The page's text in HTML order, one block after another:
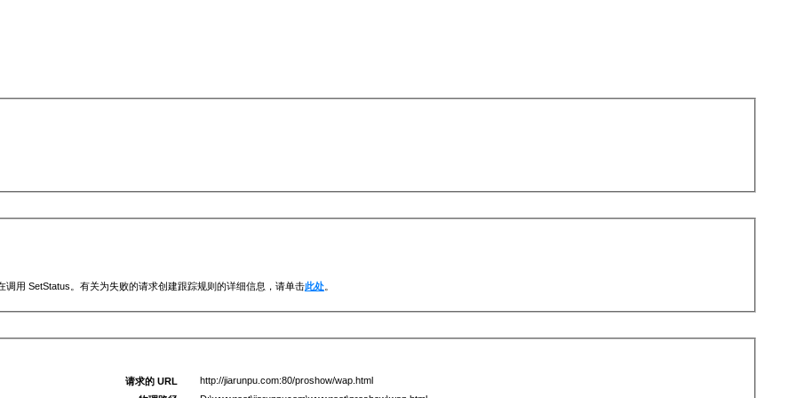
用 SetStatus。有关为失败的请求创建跟踪规则的详细信息，请单击此处。
请求的 URL
http://jiarunpu.com:80/proshow/wap.html